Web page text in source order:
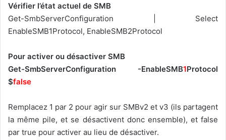
Vérifier l’état actuel de SMB
Get-SmbServerConfiguration | Select
EnableSMB1Protocol, EnableSMB2Protocol
Pour activer ou désactiver SMB
Get-SmbServerConfiguration -EnableSMB1Protocol
$false
Remplacez 1 par 2 pour agir sur SMBv2 et v3 (ils partagent
la même pile, et se désactivent donc ensemble), et false
par true pour activer au lieu de désactiver.